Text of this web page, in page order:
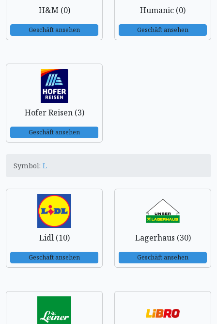
H&M (0)
Geschäft ansehen
Humanic (0)
Geschäft ansehen
Hofer Reisen (3)
Geschäft ansehen
Symbol: L
Lidl (10)
Geschäft ansehen
Lagerhaus (30)
Geschäft ansehen